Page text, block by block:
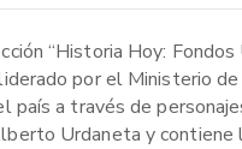
“Historia Hoy:
por el Ministerio
país a través de
Urdaneta y